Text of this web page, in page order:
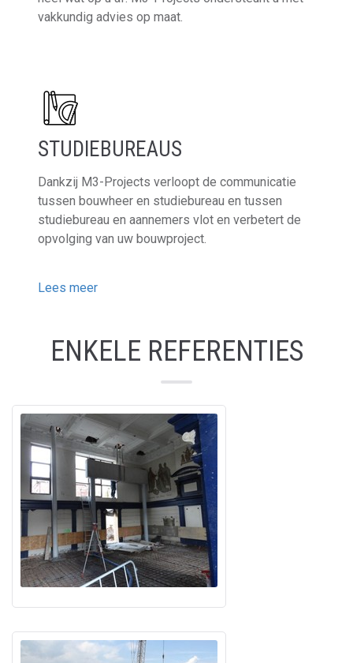
vakkundig advies op maat.
STUDIEBUREAUS
Dankzij M3-Projects verloopt de communicatie
tussen bouwheer en studiebureau en tussen
studiebureau en aannemers vlot en verbetert de
opvolging van uw bouwproject.
Lees meer
ENKELE REFERENTIES